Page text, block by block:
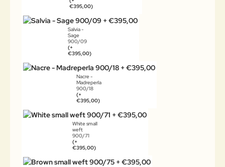
€395,00)
Salvia -
Sage
900/09
(+
€395,00)
Nacre -
Madreperla
900/18
(+
€395,00)
White small
weft
900/71
(+
€395,00)